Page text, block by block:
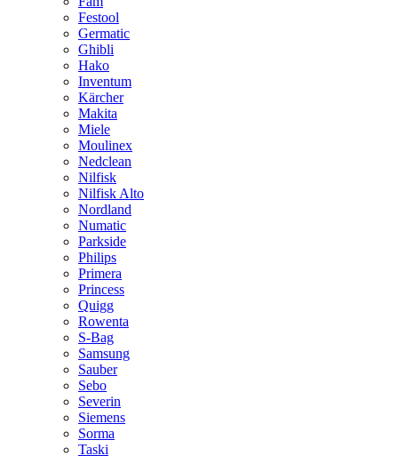
Festool
Germatic
Ghibli
Hako
Inventum
Kärcher
Makita
Miele
Moulinex
Nedclean
Nilfisk
Nilfisk Alto
Nordland
Numatic
Parkside
Philips
Primera
Princess
Quigg
Rowenta
S-Bag
Samsung
Sauber
Sebo
Severin
Siemens
Sorma
Taski